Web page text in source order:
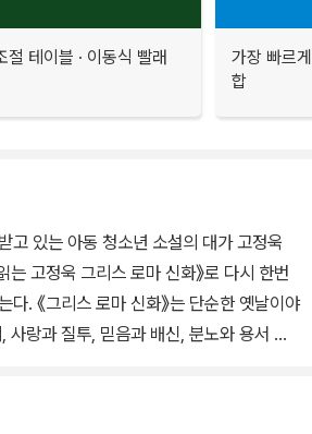
테이블 · 이동식 빨래
가장 빠르
합
고 있는 아동 청소년 소설의 대가 고정욱
는 고정욱 그리스 로마 신화》로 다시 한번
다. 《그리스 로마 신화》는 단순한 옛날이야
사랑과 질투, 믿음과 배신, 분노와 용서 등
자극하여 문학, 예술, 철학 작품의 탄생에